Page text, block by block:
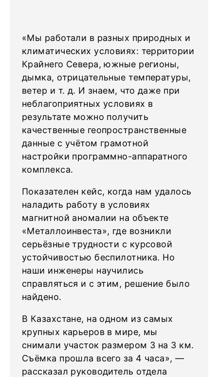
«Мы работали в разных природных и
климатических условиях: территории
Крайнего Севера, южные регионы,
дымка, отрицательные температуры,
ветер и т. д. И знаем, что даже при
неблагоприятных условиях в
результате можно получить
качественные геопространственные
данные с учётом грамотной
настройки программно-аппаратного
комплекса.
Показателен кейс, когда нам удалось
наладить работу в условиях
магнитной аномалии на объекте
«Металлоинвеста», где возникли
серьёзные трудности с курсовой
устойчивостью беспилотника. Но
наши инженеры научились
справляться и с этим, решение было
найдено.
В Казахстане, на одном из самых
крупных карьеров в мире, мы
снимали участок размером 3 на 3 км.
Съёмка прошла всего за 4 часа», —
рассказал руководитель отдела